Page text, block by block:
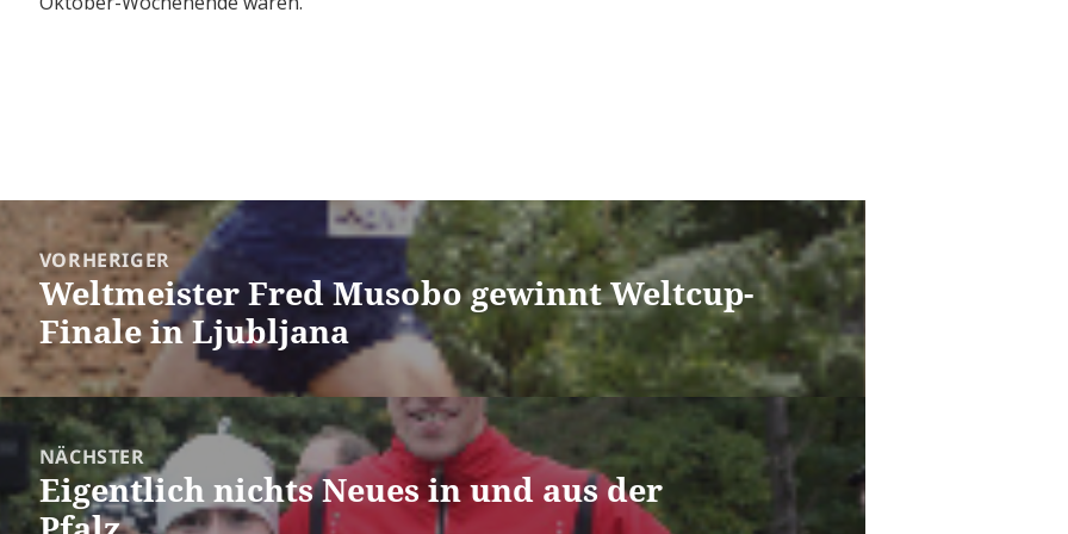
VORHERIGER
Vorheriger
Beitrag:
Weltmeister Fred Musobo gewinnt Weltcup-
Finale in Ljubljana
NÄCHSTER
Nächster
Beitrag:
Eigentlich nichts Neues in und aus der